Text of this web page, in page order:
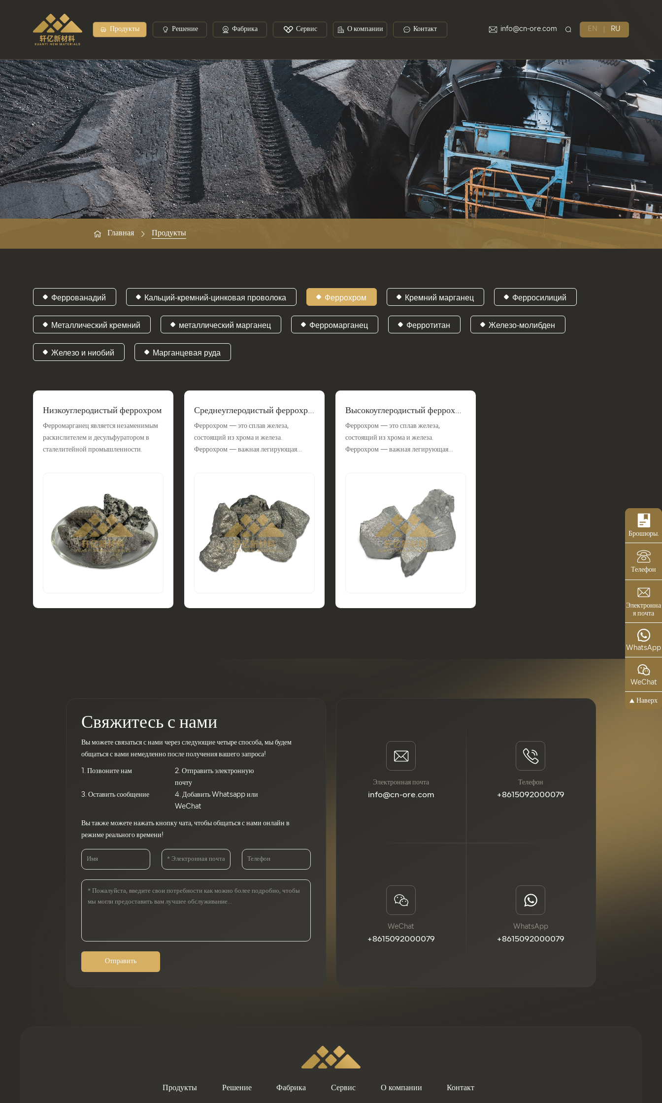
Продукты
Феррованадий Кальций-кремний-цинковая проволока Феррохром
Кремний марганец Ферросилиций Металлический кремний металлический марганец
Ферромарганец Ферротитан Железо-молибден Железо и ниобий
Марганцевая руда
Решение
Преимущества услуги Сценарии применения
Фабрика
Процесс Производственный цех
Сервис
Рынок услуг Процесс сотрудничества Послепродажное обслуживание
О компании Контакт info@cn-ore.com EN RU
Брошюры.
Телефон
Электронна
я почта
WhatsApp
WeChat
Наверх
Главная Продукты
Феррованадий Кальций-кремний-цинковая проволока Феррохром Кремний марганец Ферросилиций
Металлический кремний металлический марганец Ферромарганец Ферротитан Железо-молибден
Железо и ниобий Марганцевая руда
Низкоуглеродистый феррохром
Ферромарганец является незаменимым
раскислителем и десульфуратором в
сталелитейной промышленности.
Среднеуглеродистый феррохро
м
Феррохром — это сплав железа,
состоящий из хрома и железа.
Феррохром — важная легирующая
Высокоуглеродистый феррохро
м
Феррохром — это сплав железа,
состоящий из хрома и железа.
Феррохром — важная легирующая
Свяжитесь с нами
Вы можете связаться с нами через следующие четыре способа, мы будем
общаться с вами немедленно после получения вашего запроса!
1. Позвоните нам
2. Отправить электронную
почту
3. Оставить сообщение
4. Добавить Whatsapp или
WeChat
Вы также можете нажать кнопку чата, чтобы общаться с нами онлайн в
режиме реального времени!
Отправить
Электронная почта
info@cn-ore.com
Телефон
+8615092000079
WeChat
+8615092000079
WhatsApp
+8615092000079
Продукты Решение Фабрика Сервис О компании Контакт